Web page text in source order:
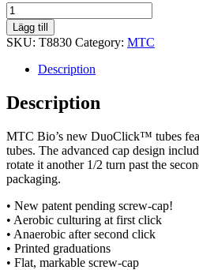
DuoClick™
Screw-
Cap
Culture
Tubes
17x100
bag
Lägg till
SKU: T8830 Category: MTC
Description
Description
MTC Bio’s new DuoClick™ tubes
tubes. The advanced cap design
rotate it another 1/2 turn past the
packaging.
• New patent pending screw-cap!
• Aerobic culturing at first click
• Anaerobic after second click
• Printed graduations
• Flat, markable screw-cap